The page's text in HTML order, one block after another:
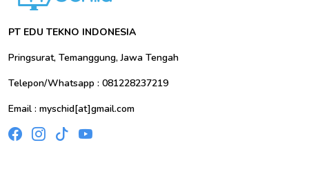
PT EDU TEKNO INDONESIA
Pringsurat, Temanggung, Jawa Tengah
Telepon/Whatsapp : 081228237219
Email : myschid[at]gmail.com